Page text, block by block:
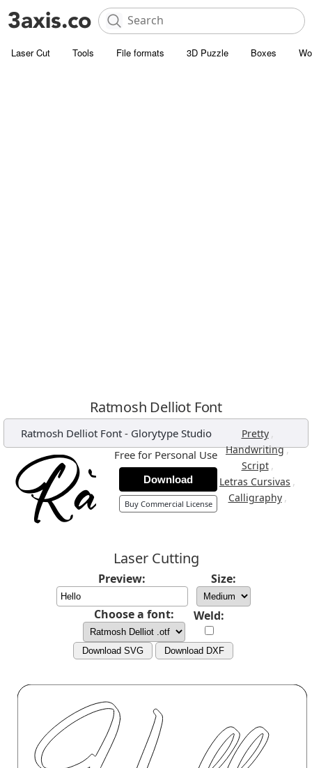
Laser Cut Tools File formats 3D Puzzle Boxes
Ratmosh Delliot Font
Ratmosh Delliot Font- Glorytype Studio Pretty ,
Handwriting,
Script ,
Letras Cursivas ,
Calligraphy ,
Free for Personal Use
Download
Buy Commercial License
Laser Cutting
Preview: Size:
Choose a font: Weld:
Download SVG Download DXF